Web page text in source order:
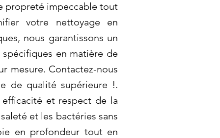
propreté impeccable tout
votre nettoyage en
nous garantissons un
en matière de
mesure. Contactez-nous
de qualité supérieure !.
et respect de la
et les bactéries sans
en profondeur tout en